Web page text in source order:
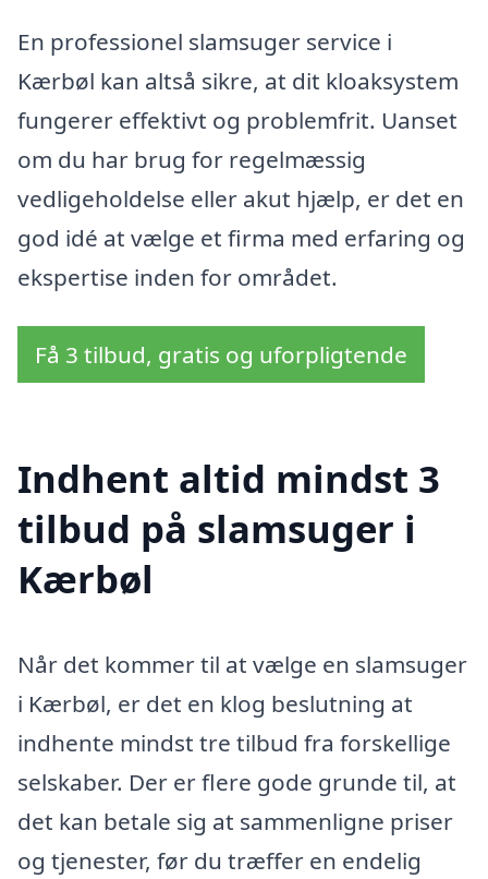
En professionel slamsuger service i
Kærbøl kan altså sikre, at dit kloaksystem
fungerer effektivt og problemfrit. Uanset
om du har brug for regelmæssig
vedligeholdelse eller akut hjælp, er det en
god idé at vælge et firma med erfaring og
ekspertise inden for området.
Få 3 tilbud, gratis og uforpligtende
Indhent altid mindst 3
tilbud på slamsuger i
Kærbøl
Når det kommer til at vælge en slamsuger
i Kærbøl, er det en klog beslutning at
indhente mindst tre tilbud fra forskellige
selskaber. Der er flere gode grunde til, at
det kan betale sig at sammenligne priser
og tjenester, før du træffer en endelig